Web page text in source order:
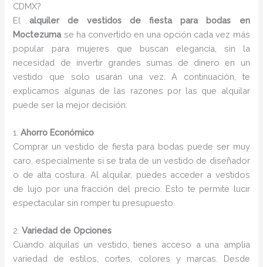
CDMX?
El alquiler de vestidos de fiesta para bodas en
Moctezumase ha convertido en una opción cada vez más
popular para mujeres que buscan elegancia, sin la
necesidad de invertir grandes sumas de dinero en un
vestido que solo usarán una vez. A continuación, te
explicamos algunas de las razones por las que alquilar
puede ser la mejor decisión:
1.Ahorro Económico
Comprar un vestido de fiesta para bodas puede ser muy
caro, especialmente si se trata de un vestido de diseñador
o de alta costura. Al alquilar, puedes acceder a vestidos
de lujo por una fracción del precio. Esto te permite lucir
espectacular sin romper tu presupuesto.
2.Variedad de Opciones
Cuando alquilas un vestido, tienes acceso a una amplia
variedad de estilos, cortes, colores y marcas. Desde